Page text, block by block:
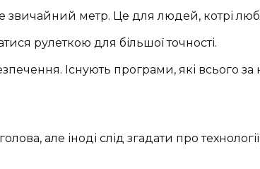
звичайний метр. Це для людей, котрі
рулеткою для більшої точності.
Існують програми, які всього за
але іноді слід згадати про